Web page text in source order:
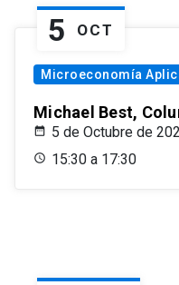
5 OCT
Microeconomía
Michael Best,
5 de Octubre de
15:30 a 17:30